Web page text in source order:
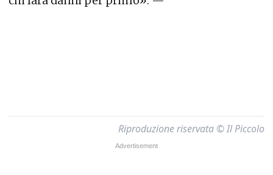
Riproduzione riservata © Il Piccolo